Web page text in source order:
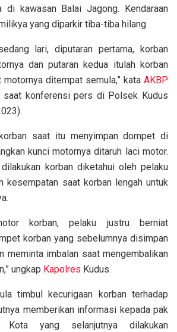
di kawasan Balai Jagong. Kendaraan
yang diparkir tiba-tiba hilang.
lari, diputaran pertama, korban
dan putaran kedua itulah korban
ditempat semula,” kata AKBP
saat konferensi pers di Polsek Kudus
korban saat itu menyimpan dompet di
kunci motornya ditaruh laci motor.
korban diketahui oleh pelaku
kesempatan saat korban lengah untuk
korban, pelaku justru berniat
korban yang sebelumnya disimpan
meminta imbalan saat mengembalikan
ungkap Kapolres Kudus.
timbul kecurigaan korban terhadap
memberikan informasi kepada pak
Kota yang selanjutnya dilakukan